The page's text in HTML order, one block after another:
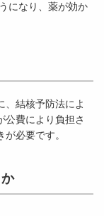
になり、薬が効か
結核予防法によ
公費により負担さ
必要です。